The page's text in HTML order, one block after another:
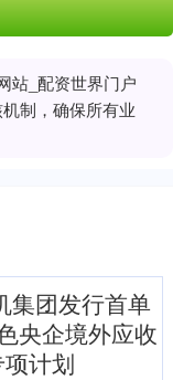
站_配资世界门户
制，确保所有业
集团发行首单
央企境外应收
计划